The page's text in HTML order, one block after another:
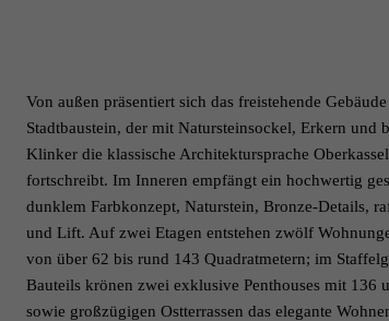
Von außen präsentiert sich das freistehende
Stadtbaustein, der mit Natursteinsockel, Erkern und
Klinker die klassische Architektursprache
fortschreibt. Im Inneren empfängt ein hochwertig
dunklem Farbkonzept, Naturstein, Bronze-Details,
und Lift. Auf zwei Etagen entstehen zwölf
von über 62 bis rund 143 Quadratmetern; im
Bauteils krönen zwei exklusive Penthouses mit 136
sowie großzügigen Ostterrassen das elegante